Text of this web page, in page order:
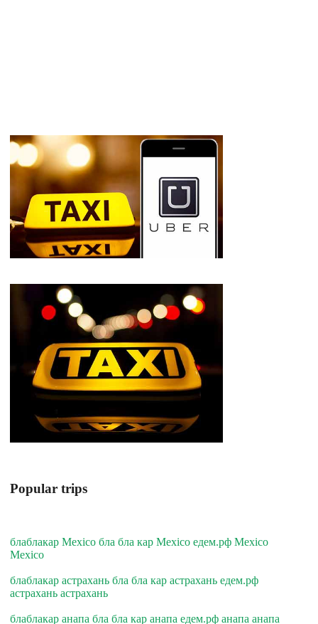
Popular trips
блаблакар Mexico бла бла кар Mexico едем.рф Mexico
Mexico
блаблакар астрахань бла бла кар астрахань едем.рф
астрахань астрахань
блаблакар анапа бла бла кар анапа едем.рф анапа анапа